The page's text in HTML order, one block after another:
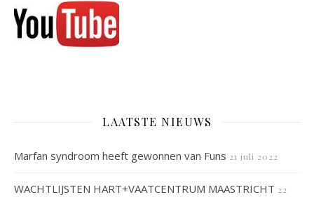
LAATSTE NIEUWS
Marfan syndroom heeft gewonnen van Funs 21 juli 2022
WACHTLIJSTEN HART+VAATCENTRUM MAASTRICHT 22